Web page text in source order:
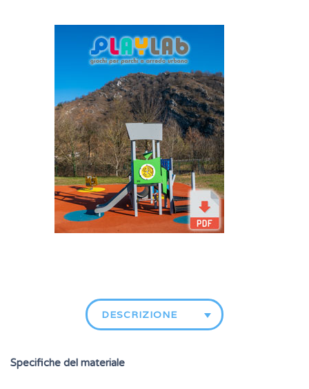
DESCRIZIONE
Specifiche del materiale